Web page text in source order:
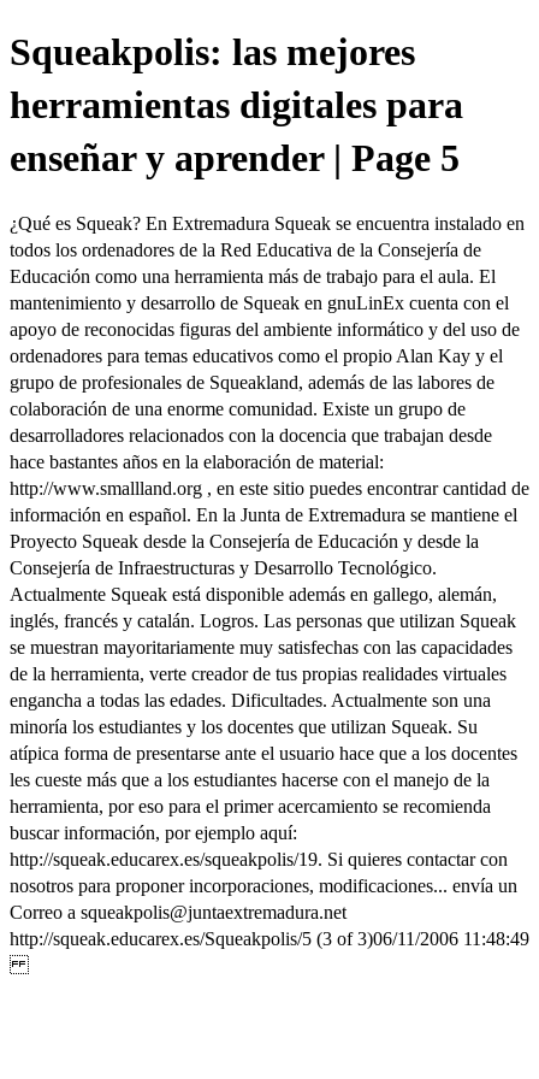
Squeakpolis: las mejores
herramientas digitales para
enseñar y aprender | Page 5
¿Qué es Squeak? En Extremadura Squeak se encuentra instalado en
todos los ordenadores de la Red Educativa de la Consejería de
Educación como una herramienta más de trabajo para el aula. El
mantenimiento y desarrollo de Squeak en gnuLinEx cuenta con el
apoyo de reconocidas figuras del ambiente informático y del uso de
ordenadores para temas educativos como el propio Alan Kay y el
grupo de profesionales de Squeakland, además de las labores de
colaboración de una enorme comunidad. Existe un grupo de
desarrolladores relacionados con la docencia que trabajan desde
hace bastantes años en la elaboración de material:
http://www.smallland.org , en este sitio puedes encontrar cantidad de
información en español. En la Junta de Extremadura se mantiene el
Proyecto Squeak desde la Consejería de Educación y desde la
Consejería de Infraestructuras y Desarrollo Tecnológico.
Actualmente Squeak está disponible además en gallego, alemán,
inglés, francés y catalán. Logros. Las personas que utilizan Squeak
se muestran mayoritariamente muy satisfechas con las capacidades
de la herramienta, verte creador de tus propias realidades virtuales
engancha a todas las edades. Dificultades. Actualmente son una
minoría los estudiantes y los docentes que utilizan Squeak. Su
atípica forma de presentarse ante el usuario hace que a los docentes
les cueste más que a los estudiantes hacerse con el manejo de la
herramienta, por eso para el primer acercamiento se recomienda
buscar información, por ejemplo aquí:
http://squeak.educarex.es/squeakpolis/19. Si quieres contactar con
nosotros para proponer incorporaciones, modificaciones... envía un
Correo a squeakpolis@juntaextremadura.net
http://squeak.educarex.es/Squeakpolis/5 (3 of 3)06/11/2006 11:48:49